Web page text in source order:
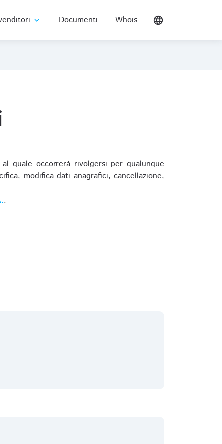
expand_more Documenti Whois language
quale occorrerà rivolgersi per qualunque
modifica dati anagrafici, cancellazione,
.